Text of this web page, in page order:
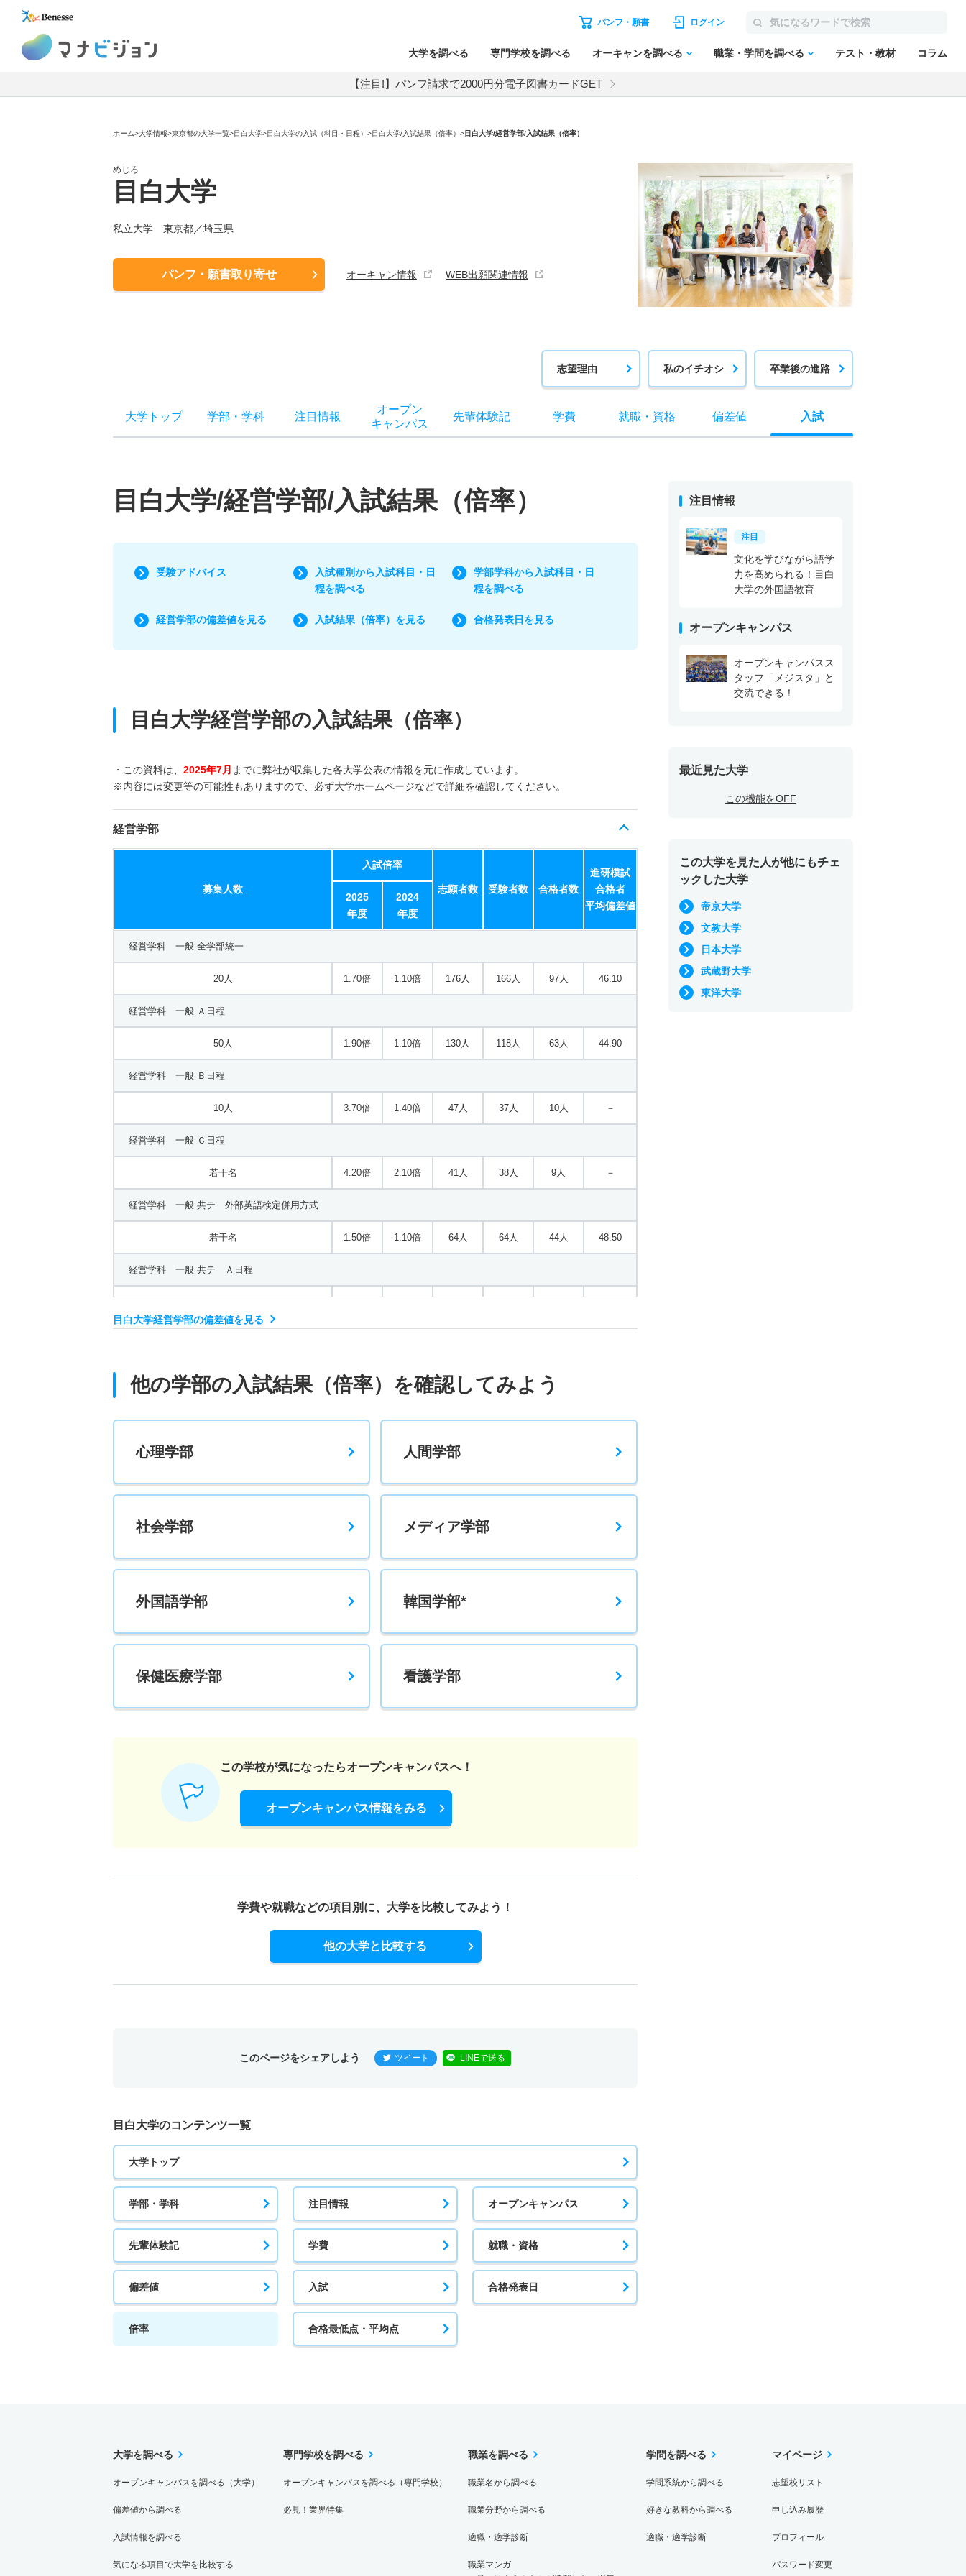
パンフ・願書 ログイン
大学を調べる 専門学校を調べる オーキャンを調べる 職業・学問を調べる テスト・教材 コラム
【注目!】パンフ請求で2000円分電子図書カードGET
ホーム>大学情報>東京都の大学一覧>目白大学>目白大学の入試（科目・日程） >目白大学/入試結果（倍率） >目白大学/経営学部/入試結果（倍率）
めじろ
目白大学
私立大学 東京都／埼玉県
パンフ・願書取り寄せ オーキャン情報 WEB出願関連情報
志望理由 私のイチオシ 卒業後の進路
大学トップ 学部 ・ 学科 注目情報
オープン
キャンパス
先輩体験記 学費 就職・ 資格 偏差値 入試
目白大学/経営学部/入試結果（倍率）
受験アドバイス
入試種別から入試科目・日
程を調べる
学部学科から入試科目・日
程を調べる
経営学部の偏差値を見る 入試結果（倍率）を見る 合格発表日を見る
目白大学経営学部の入試結果（倍率）
・この資料は、 2025年7月 までに弊社が収集した各大学公表の情報を元に作成しています。
※内容には変更等の可能性もありますので、必ず大学ホームページなどで詳細を確認してください。
経営学部
募集人数
入試倍率
志願者数 受験者数 合格者数
進研模試
合格者
平均偏差値
2025
年度
2024
年度
経営学科 一般 全学部統一
20人 1.70倍 1.10倍 176人 166人 97人 46.10
経営学科 一般 Ａ日程
50人 1.90倍 1.10倍 130人 118人 63人 44.90
経営学科 一般 Ｂ日程
10人 3.70倍 1.40倍 47人 37人 10人 －
経営学科 一般 Ｃ日程
若干名 4.20倍 2.10倍 41人 38人 9人 －
経営学科 一般 共テ 外部英語検定併用方式
若干名 1.50倍 1.10倍 64人 64人 44人 48.50
経営学科 一般 共テ Ａ日程
経営学科 一般 ニ Ｃ日程
15人 1倍 1倍 72人 72人 70人 －
目白大学経営学部の偏差値を見る
他の学部の入試結果（倍率）を確認してみよう
心理学部 人間学部
社会学部 メディア学部
外国語学部 韓国学部*
保健医療学部 看護学部
この学校が気になったらオープンキャンパスへ！
オープンキャンパス情報をみる
学費や就職などの項目別に、 大学を比較してみよう！
他の大学と比較する
このページをシェアしよう ツイート LINEで送る
目白大学のコンテンツ一覧
大学トップ
学部・学科 注目情報 オープンキャンパス
先輩体験記 学費 就職・資格
偏差値 入試 合格発表日
倍率 合格最低点・平均点
注目情報
注目
文化を学びながら語学
力を高められる！目白
大学の外国語教育
オープンキャンパス
オープンキャンパスス
タッフ「メジスタ」と
交流できる！
最近見た大学
この機能をOFF
この大学を見た人が他にもチェ
ックした大学
帝京大学
文教大学
日本大学
武蔵野大学
東洋大学
大学を調べる
オープンキャンパスを調べる（大学）
偏差値から調べる
入試情報を調べる
気になる項目で大学を比較する
専門学校を調べる
オープンキャンパスを調べる（専門学校）
必見！業界特集
職業を調べる
職業名から調べる
職業分野から調べる
適職・適学診断
職業マンガ
学問を調べる
学問系統から調べる
好きな教科から調べる
適職・適学診断
マイページ
志望校リスト
申し込み履歴
プロフィール
パスワード変更